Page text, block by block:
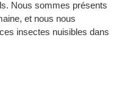
Nous sommes présents
et nous nous
insectes nuisibles dans